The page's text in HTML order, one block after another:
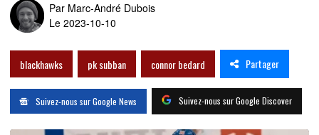
Par Marc-André Dubois
Le 2023-10-10
blackhawks pk subban connor bedard Partager
Suivez-nous sur Google News Suivez-nous sur Google Discover